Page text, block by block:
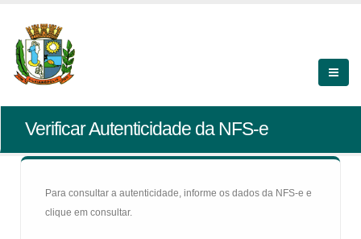
Verificar Autenticidade da NFS-e
Para consultar a autenticidade, informe os dados da NFS-e e
clique em consultar.